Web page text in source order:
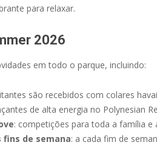
para relaxar.
2026
em todo o parque, incluindo:
são recebidos com colares
de alta energia no Polynesian
: competições para toda a família e
de semana: a cada fim de